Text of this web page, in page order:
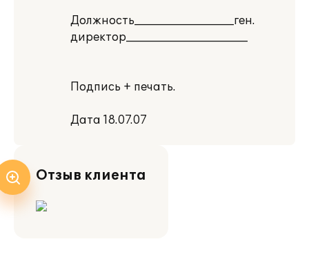
Должность__________________ген.
директор______________________
Подпись + печать.
Дата 18.07.07
Отзыв клиента